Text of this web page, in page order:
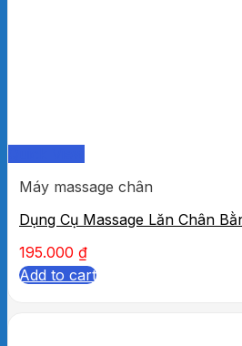
Máy massage chân
Dụng Cụ Massage Lăn Chân
195.000 ₫
Add to cart